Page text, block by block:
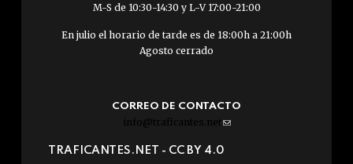
M-S de 10:30-14:30 y L-V 17:00-21:00
En julio el horario de tarde es de 18:00h a 21:00h
Agosto cerrado
CORREO DE CONTACTO
info@traficantes.net (link
e-
TRAFICANTES.NET - CC BY 4.0